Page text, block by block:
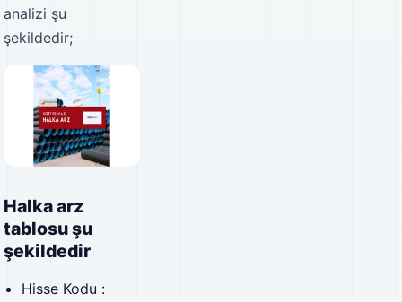
analizi şu
şekildedir;
Halka arz
tablosu şu
şekildedir
Hisse Kodu :